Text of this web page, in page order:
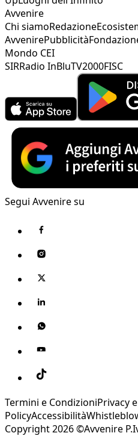
Avvenire
Chi siamoRedazione
AvvenirePubblicità
Mondo CEI
SIRRadio InBluTV2000FISC
Segui Avvenire su
Termini e CondizioniPrivacy
PolicyAccessibilità
Copyright 2026 ©Avvenire